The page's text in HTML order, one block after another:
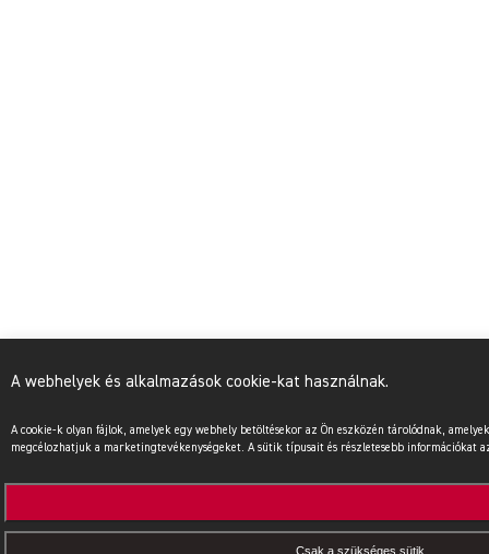
A webhelyek és alkalmazások cookie-kat használnak.
A cookie-k olyan fájlok, amelyek egy webhely betöltésekor az Ön eszközén tárolódnak,
megcélozhatjuk a marketingtevékenységeket. A sütik típusait és részletesebb
Csak a szükséges sütik